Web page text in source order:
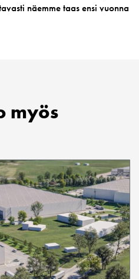
näemme taas ensi vuonna
myös